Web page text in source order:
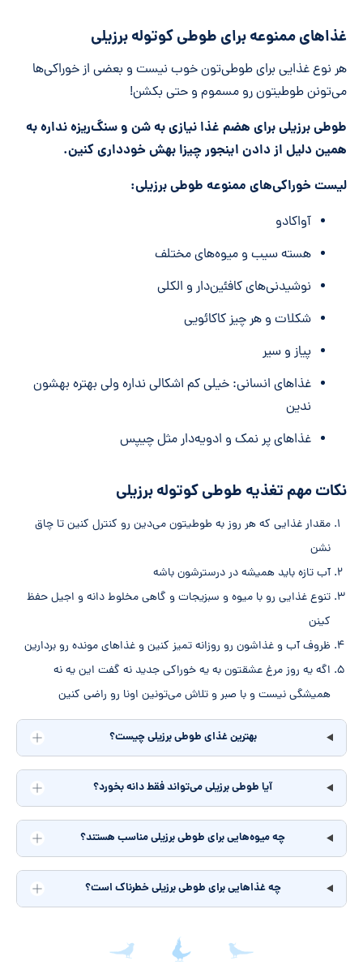
غذاهای ممنوعه برای طوطی کوتوله برزیلی
هر نوع غذایی برای طوطی‌تون خوب نیست و بعضی از خوراکی‌ها
می‌تونن طوطیتون رو مسموم و حتی بکشن!
طوطی برزیلی برای هضم غذا نیازی به شن و سنگ‌ریزه نداره به
همین دلیل از دادن اینجور چیزا بهش خودداری کنین.
لیست خوراکی‌های ممنوعه طوطی برزیلی:
آواکادو
هسته سیب و میوه‌های مختلف
نوشیدنی‌های کافئین‌دار و الکلی
شکلات و هر چیز کاکائویی
پیاز و سیر
غذاهای انسانی: خیلی کم اشکالی نداره ولی بهتره بهشون
ندین
غذا‌های پر نمک و ادویه‌دار مثل چیپس
نکات مهم تغذیه طوطی کوتوله برزیلی
مقدار غذایی که هر روز به طوطیتون می‌دین رو کنترل کنین تا چاق
نشن
آب تازه باید همیشه در درسترشون باشه
تنوع غذایی رو با میوه و سبزیجات و گاهی مخلوط دانه و اجیل حفظ
کینن
ظروف آب و غذاشون رو روزانه تمیز کنین و غذاهای مونده رو بردارین
اگه یه روز مرغ عشقتون به یه خوراکی جدید نه گفت این یه نه
همیشگی نیست و با صبر و تلاش می‌تونین اونا رو راضی کنین
بهترین غذای طوطی برزیلی چیست؟
آیا طوطی برزیلی می‌تواند فقط دانه بخورد؟
چه میوه‌هایی برای طوطی برزیلی مناسب هستند؟
چه غذاهایی برای طوطی برزیلی خطرناک است؟